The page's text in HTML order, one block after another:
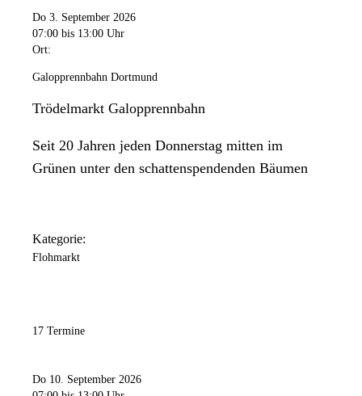
Do 3. September 2026
07:00 bis 13:00 Uhr
Ort:
Galopprennbahn Dortmund
Trödelmarkt Galopprennbahn
Seit 20 Jahren jeden Donnerstag mitten im
Grünen unter den schattenspendenden Bäumen
Kategorie:
Flohmarkt
17 Termine
Do 10. September 2026